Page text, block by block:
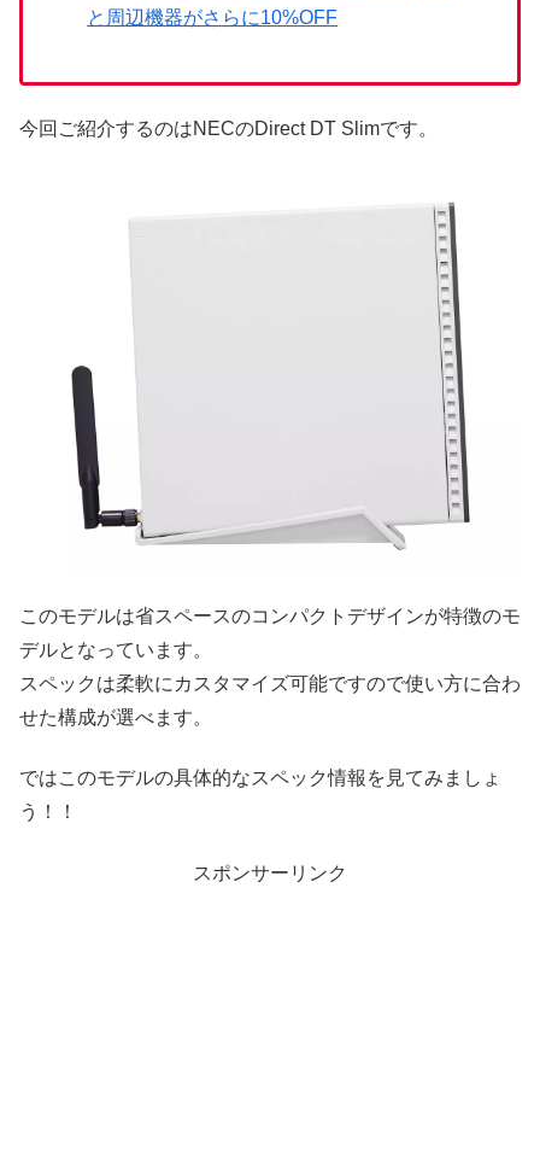
と周辺機器がさらに10%OFF
今回ご紹介するのはNECのDirect DT Slimです。
このモデルは省スペースのコンパクトデザインが特徴のモ
デルとなっています。
スペックは柔軟にカスタマイズ可能ですので使い方に合わ
せた構成が選べます。
ではこのモデルの具体的なスペック情報を見てみましょ
う！！
スポンサーリンク